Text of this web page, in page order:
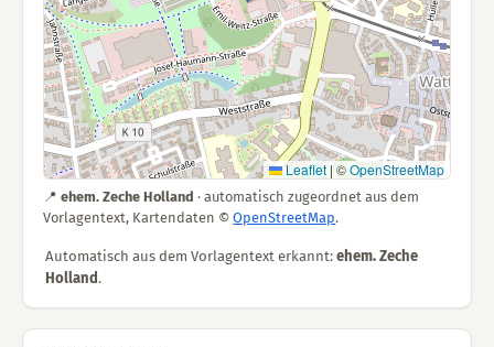
Leaflet | ©OpenStreetMap
📍ehem. Zeche Holland · automatisch zugeordnet aus dem
Vorlagentext, Kartendaten ©OpenStreetMap.
Automatisch aus dem Vorlagentext erkannt: ehem. Zeche
Holland.